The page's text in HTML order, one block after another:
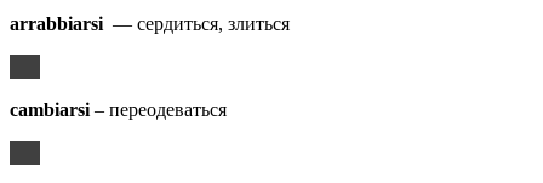
arrabbiarsi — сердиться, злиться
cambiarsi – переодеваться